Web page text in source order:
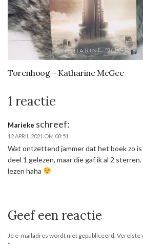
Torenhoog – Katharine McGee
1 reactie
Marieke schreef:
12 APRIL 2021 OM 08:51
Wat ontzettend jammer dat het boek zo
deel 1 gelezen, maar die gaf ik al 2
lezen haha
Geef een reactie
Je e-mailadres wordt niet gepubliceerd. Vereiste
*